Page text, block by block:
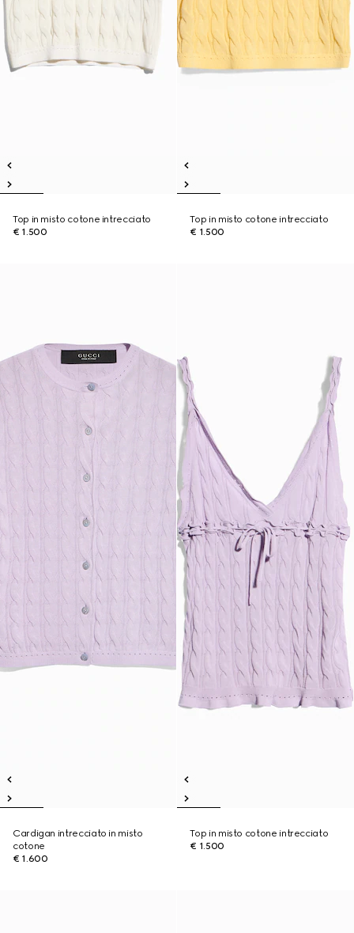
Top in misto cotone intrecciato
€ 1.500
Top in misto cotone intrecciato
€ 1.500
Cardigan intrecciato in misto
cotone
€ 1.600
Top in misto cotone intrecciato
€ 1.500